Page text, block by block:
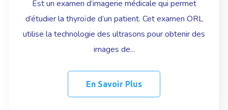
Est un examen d’imagerie médicale qui permet
d’étudier la thyroïde d’un patient. Cet examen ORL
utilise la technologie des ultrasons pour obtenir des
images de...
En Savoir Plus